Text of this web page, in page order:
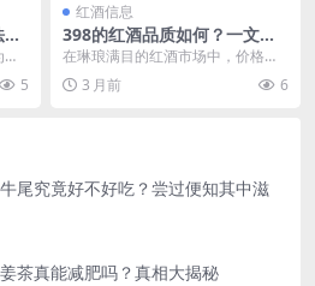
5
红酒信息
398的红酒品质如何？一文带
你探究其真实水准
在琳琅满目的红酒市场中，价格为3
98元的红酒处于一个较为关键的价
位区间，它既不是...
3 月前 6
尾究竟好不好吃？尝过便知其中滋
茶真能减肥吗？真相大揭秘